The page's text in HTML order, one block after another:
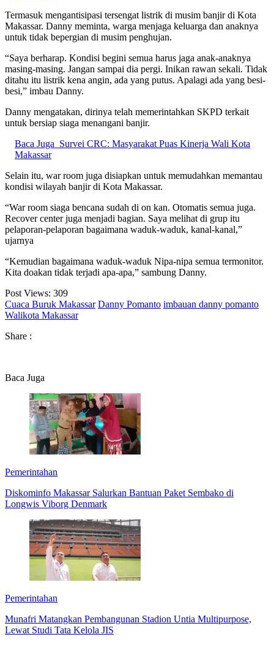
Termasuk mengantisipasi tersengat listrik di musim banjir di Kota
Makassar. Danny meminta, warga menjaga keluarga dan anaknya
untuk tidak bepergian di musim penghujan.
“Saya berharap. Kondisi begini semua harus jaga anak-anaknya
masing-masing. Jangan sampai dia pergi. Inikan rawan sekali. Tidak
ditahu itu listrik kena angin, ada yang putus. Apalagi ada yang besi-
besi,” imbau Danny.
Danny mengatakan, dirinya telah memerintahkan SKPD terkait
untuk bersiap siaga menangani banjir.
Baca Juga Survei CRC: Masyarakat Puas Kinerja Wali Kota
Makassar
Selain itu, war room juga disiapkan untuk memudahkan memantau
kondisi wilayah banjir di Kota Makassar.
“War room siaga bencana sudah di on kan. Otomatis semua juga.
Recover center juga menjadi bagian. Saya melihat di grup itu
pelaporan-pelaporan bagaimana waduk-waduk, kanal-kanal,”
ujarnya
“Kemudian bagaimana waduk-waduk Nipa-nipa semua termonitor.
Kita doakan tidak terjadi apa-apa,” sambung Danny.
Post Views: 309
Cuaca Buruk Makassar Danny Pomanto imbauan danny pomanto
Walikota Makassar
Share :
Baca Juga
Pemerintahan
Diskominfo Makassar Salurkan Bantuan Paket Sembako di
Longwis Viborg Denmark
Pemerintahan
Munafri Matangkan Pembangunan Stadion Untia Multipurpose,
Lewat Studi Tata Kelola JIS